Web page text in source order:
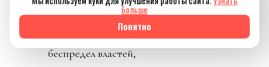
возмутительные
нарушения правил
футбола (Балогун),
беспредел властей,
больше
Понятно